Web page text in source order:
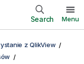
Search Menu
z QlikView